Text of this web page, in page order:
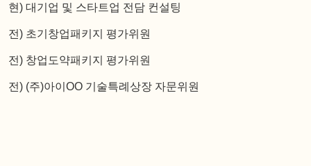
현) 대기업 및 스타트업 전담 컨설팅
전) 초기창업패키지 평가위원
전) 창업도약패키지 평가위원
전) (주)아이OO 기술특례상장 자문위원